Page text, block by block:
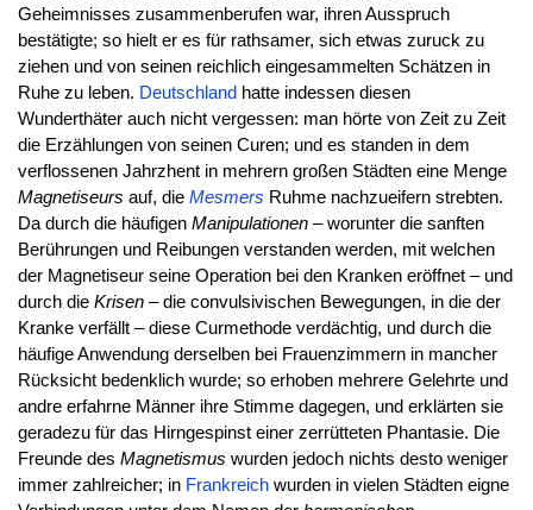
Geheimnisses zusammenberufen war, ihren Ausspruch
bestätigte; so hielt er es für rathsamer, sich etwas zuruck zu
ziehen und von seinen reichlich eingesammelten Schätzen in
Ruhe zu leben. Deutschland hatte indessen diesen
Wunderthäter auch nicht vergessen: man hörte von Zeit zu Zeit
die Erzählungen von seinen Curen; und es standen in dem
verflossenen Jahrzhent in mehrern großen Städten eine Menge
Magnetiseurs auf, die Mesmers Ruhme nachzueifern strebten.
Da durch die häufigen Manipulationen– worunter die sanften
Berührungen und Reibungen verstanden werden, mit welchen
der Magnetiseur seine Operation bei den Kranken eröffnet – und
durch die Krisen– die convulsivischen Bewegungen, in die der
Kranke verfällt – diese Curmethode verdächtig, und durch die
häufige Anwendung derselben bei Frauenzimmern in mancher
Rücksicht bedenklich wurde; so erhoben mehrere Gelehrte und
andre erfahrne Männer ihre Stimme dagegen, und erklärten sie
geradezu für das Hirngespinst einer zerrütteten Phantasie. Die
Freunde des Magnetismus wurden jedoch nichts desto weniger
immer zahlreicher; in Frankreichwurden in vielen Städten eigne